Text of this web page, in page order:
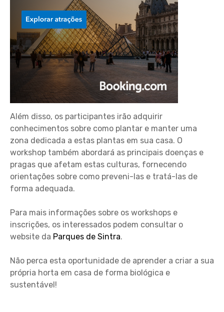
Além disso, os participantes irão adquirir
conhecimentos sobre como plantar e manter uma
zona dedicada a estas plantas em sua casa. O
workshop também abordará as principais doenças e
pragas que afetam estas culturas, fornecendo
orientações sobre como preveni-las e tratá-las de
forma adequada.
Para mais informações sobre os workshops e
inscrições, os interessados podem consultar o
website da Parques de Sintra.
Não perca esta oportunidade de aprender a criar a sua
própria horta em casa de forma biológica e
sustentável!